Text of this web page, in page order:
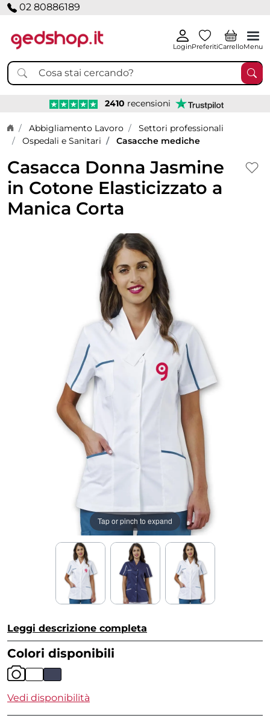
02 80886189
LoginPreferitiCarrelloMenu
2410 recensioni
Home page
Abbigliamento Lavoro
Settori professionali
Ospedali e Sanitari
Casacche mediche
Casacca Donna Jasmine
in Cotone Elasticizzato a
Manica Corta
Tap or pinch to expand
Leggi descrizione completa
Colori disponibili
Vedi disponibilità